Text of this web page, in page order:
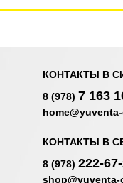
КОНТАКТЫ В
8 (978) 7 163
КОНТАКТЫ В
8 (978) 222-
shop@yuventa-